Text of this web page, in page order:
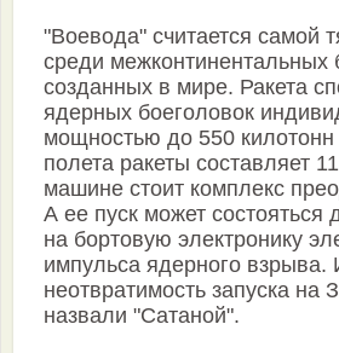
"Воевода" считается самой
среди межконтинентальных
созданных в мире. Ракета
ядерных боеголовок
мощностью до 550
полета ракеты составляет
машине стоит комплекс
А ее пуск может состояться
на бортовую электронику
импульса ядерного
неотвратимость запуска на
назвали "Сатаной".